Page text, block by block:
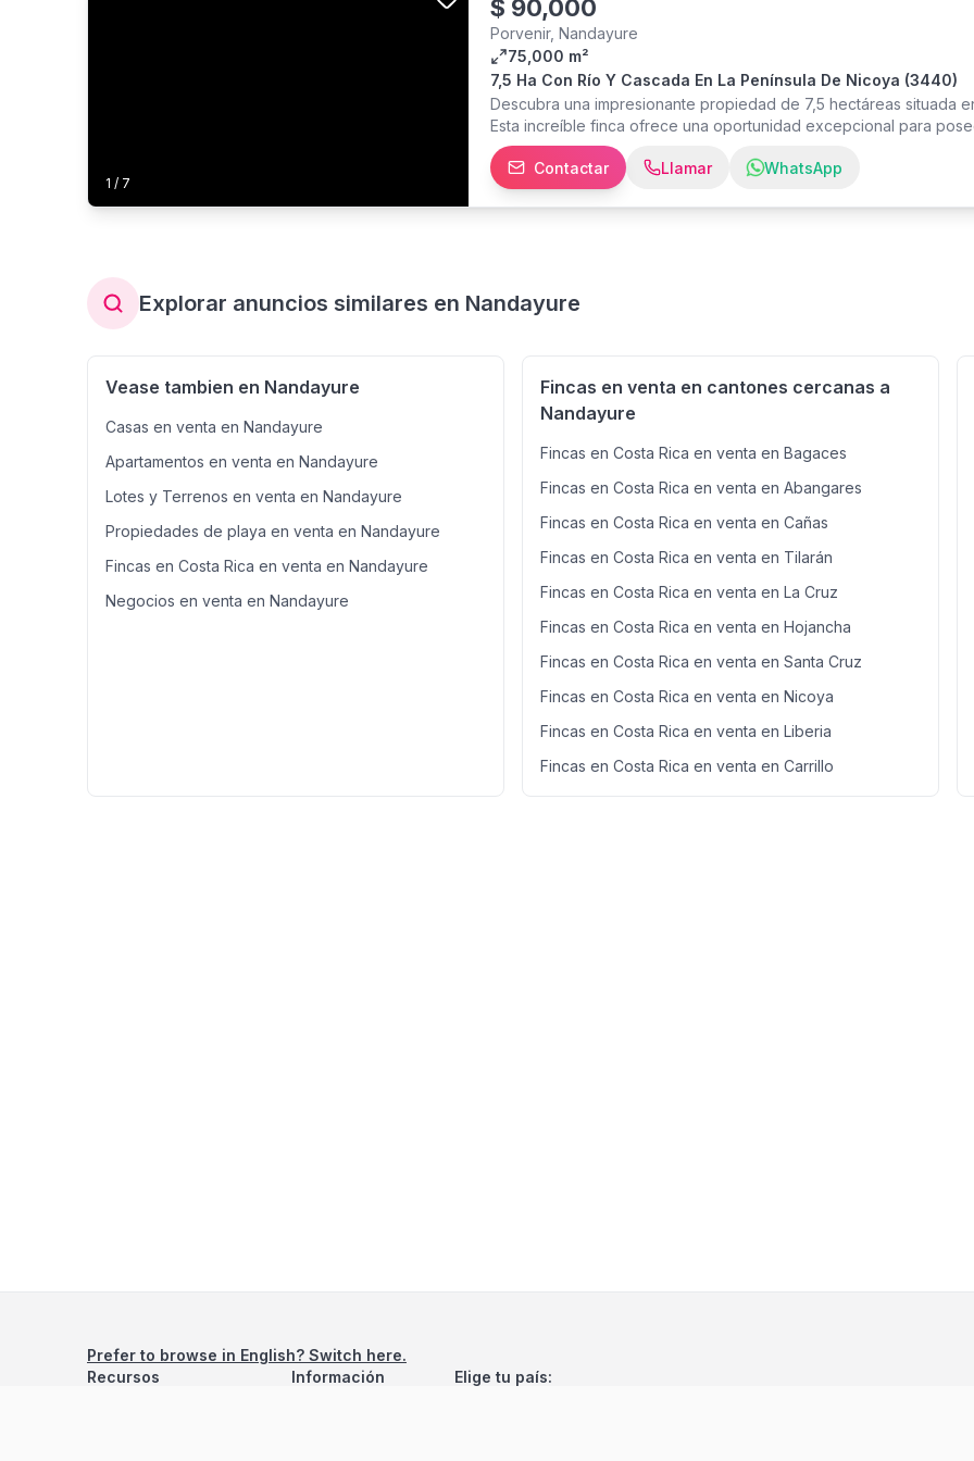
bueno durante todo el año y la red eléctrica pública está cerca de
través de la propiedad vecina. También hay varios árboles
aguacates. Además, ya se han creado varios senderos para
1 / 7
$ 90,000
Porvenir, Nandayure
75,000 m²
7,5 Ha Con Río Y Cascada En La Península De Nicoya (3440)
Descubra una impresionante propiedad de 7,5 hectáreas situada
Esta increíble finca ofrece una oportunidad excepcional para
esenciales como agua y electricidad públicas, que garantizan
más cautivadoras de la propiedad es su propia cascada privada,
para la relajación y la contemplación. Además, la propiedad limita
proporciona infinitas oportunidades para actividades al aire libre
Contactar Llamar WhatsApp
Explorar anuncios similares en Nandayure
Vease tambien en Nandayure
Casas en venta en Nandayure
Apartamentos en venta en Nandayure
Lotes y Terrenos en venta en Nandayure
Propiedades de playa en venta en Nandayure
Fincas en Costa Rica en venta en Nandayure
Negocios en venta en Nandayure
Fincas en venta en cantones cercanas a
Nandayure
Fincas en Costa Rica en venta en Bagaces
Fincas en Costa Rica en venta en Abangares
Fincas en Costa Rica en venta en Cañas
Fincas en Costa Rica en venta en Tilarán
Fincas en Costa Rica en venta en La Cruz
Fincas en Costa Rica en venta en Hojancha
Fincas en Costa Rica en venta en Santa Cruz
Fincas en Costa Rica en venta en Nicoya
Fincas en Costa Rica en venta en Liberia
Fincas en Costa Rica en venta en Carrillo
Prefer to browse in English? Switch here.
Recursos
Información Elige tu país: